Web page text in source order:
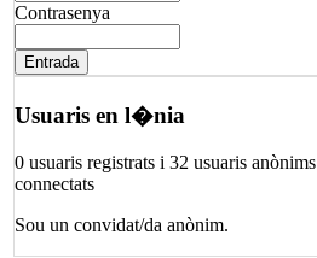
Contrasenya
Usuaris en l�nia
0 usuaris registrats i 32 usuaris anònims
connectats
Sou un convidat/da anònim.